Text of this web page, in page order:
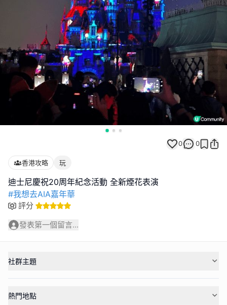
0 0
香港攻略 玩
#我想去AIA嘉年華
評分
發表第一個留言...
社群主題
熱門地點